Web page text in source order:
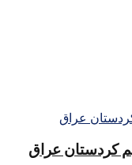
کردستان عراق